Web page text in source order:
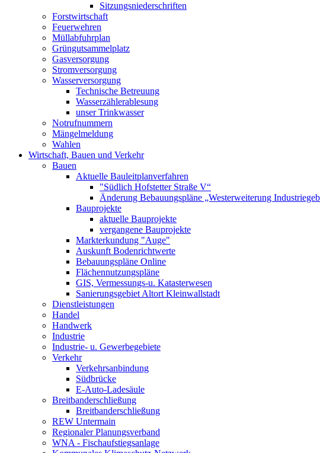
Sitzungsniederschriften
Forstwirtschaft
Feuerwehren
Müllabfuhrplan
Grüngutsammelplatz
Gasversorgung
Stromversorgung
Wasserversorgung
Technische Betreuung
Wasserzählerablesung
unser Trinkwasser
Notrufnummern
Mängelmeldung
Wahlen
Wirtschaft, Bauen und Verkehr
Bauen
Aktuelle Bauleitplanverfahren
"Südlich Hofstetter Straße V“
Änderung Bebauungspläne „Westerweiterung
Bauprojekte
aktuelle Bauprojekte
vergangene Bauprojekte
Markterkundung "Auge"
Auskunft Bodenrichtwerte
Bebauungspläne Online
Flächennutzungspläne
GIS, Vermessungs-u. Katasterwesen
Sanierungsgebiet Altort Kleinwallstadt
Dienstleistungen
Handel
Handwerk
Industrie
Industrie- u. Gewerbegebiete
Verkehr
Verkehrsanbindung
Südbrücke
E-Auto-Ladesäule
Breitbanderschließung
Breitbanderschließung
REW Untermain
Regionaler Planungsverband
WNA - Fischaufstiegsanlage